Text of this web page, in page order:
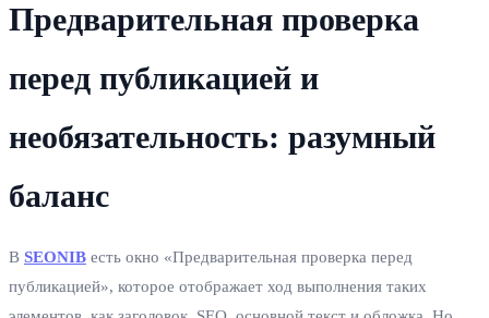
Предварительная проверка
перед публикацией и
необязательность: разумный
баланс
В SEONIB есть окно «Предварительная проверка перед
публикацией», которое отображает ход выполнения таких